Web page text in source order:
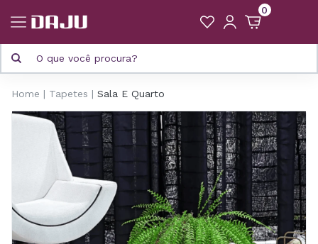
0
Home Tapetes Sala E Quarto